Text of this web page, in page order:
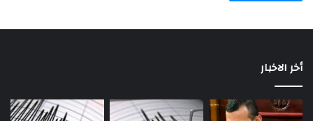
أخر الاخبار